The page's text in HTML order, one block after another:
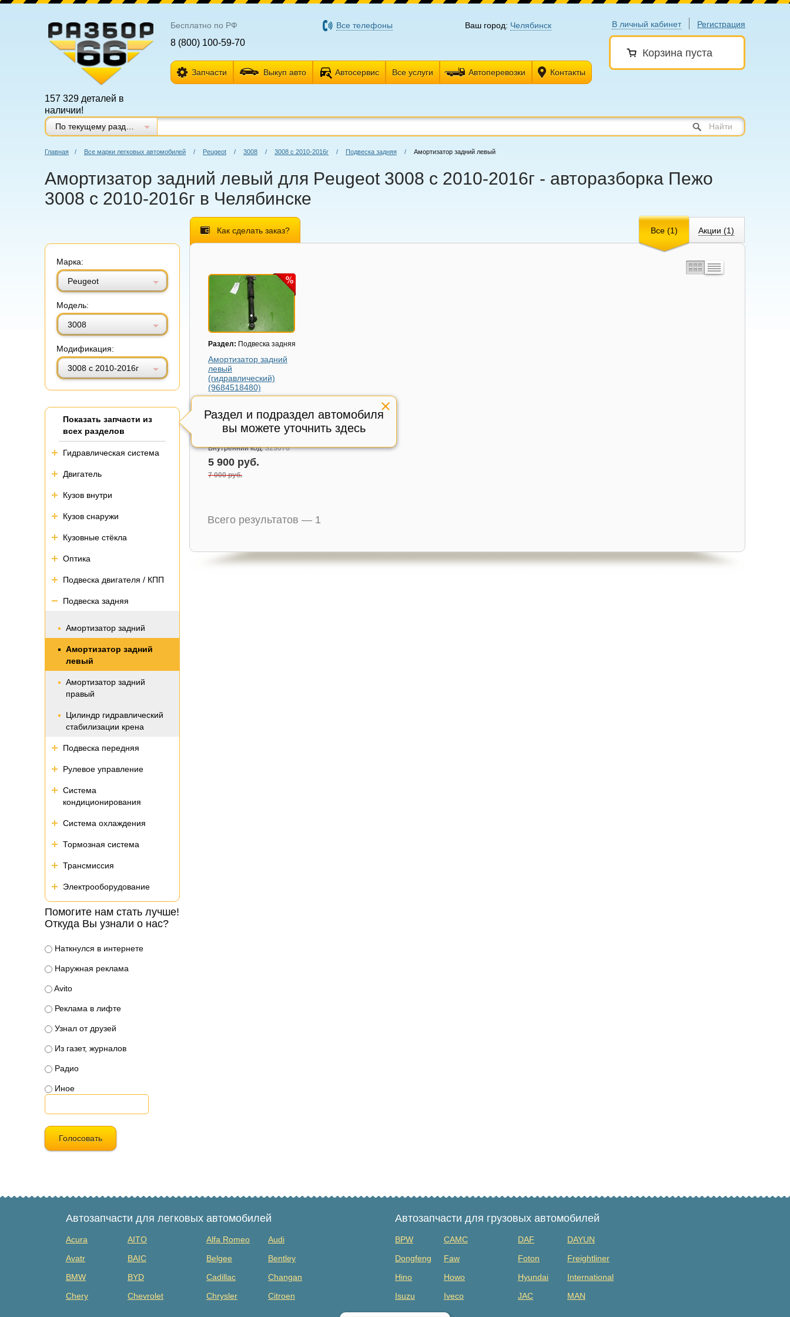
В личный кабинет Регистрация
Корзина пуста
157 329 деталей в
наличии!
Бесплатно по РФ
8 (800) 100-59-70
Все телефоны Ваш город: Челябинск
Запчасти Выкуп авто Автосервис Все услуги Автоперевозки Контакты
Найти
Главная / Все марки легковых автомобилей / Peugeot / 3008 / 3008 с 2010-2016г / Подвеска задняя / Амортизатор задний левый
Амортизатор задний левый для Peugeot 3008 с 2010-2016г - авторазборка Пежо
3008 с 2010-2016г в Челябинске
Марка:
Peugeot
Модель:
3008
Модификация:
3008 с 2010-2016г
Раздел и подраздел автомобиля
вы можете уточнить здесь
Показать запчасти из
всех разделов
Гидравлическая система
Двигатель
Кузов внутри
Кузов снаружи
Кузовные стёкла
Оптика
Подвеска двигателя / КПП
Подвеска задняя
Амортизатор задний
Амортизатор задний
левый
Амортизатор задний
правый
Цилиндр гидравлический
стабилизации крена
Подвеска передняя
Рулевое управление
Система
кондиционирования
Система охлаждения
Тормозная система
Трансмиссия
Электрооборудование
Помогите нам стать лучше!
Откуда Вы узнали о нас?
Наткнулся в интернете
Наружная реклама
Avito
Реклама в лифте
Узнал от друзей
Из газет, журналов
Радио
Иное
Голосовать
Все (1) Акции (1)
Как сделать заказ?
Раздел: Подвеска задняя
Амортизатор задний
левый
(гидравлический)
(9684518480)
3008 с 2010-2016г
Артикул:
9684518480
Внутренний код:323076
5 900 руб.
7 000 руб.
Всего результатов — 1
Автозапчасти для легковых автомобилей
Acura AITO Alfa Romeo
Audi
Avatr
BAIC Belgee
Bentley
BMW
BYD Cadillac
Changan
Chery
Chevrolet Chrysler
Citroen
Автозапчасти для грузовых автомобилей
BPW CAMC DAF
DAYUN
Dongfeng
Faw Foton
Freightliner
Hino
Howo Hyundai
International
Isuzu
Iveco JAC
MAN
MAZ
Mercedes Benz